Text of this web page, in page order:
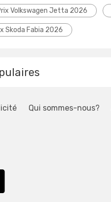
Volkswagen Jetta 2026
Skoda Fabia 2026
Qui sommes-nous?